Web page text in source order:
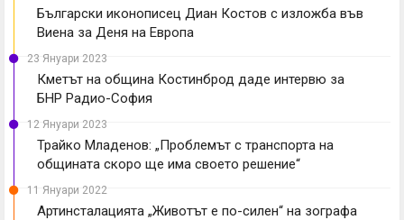
Български иконописец Диан Костов с изложба във
Виена за Деня на Европа
23 Януари 2023
Кметът на община Костинброд даде интервю за
БНР Радио-София
12 Януари 2023
Трайко Младенов: „Проблемът с транспорта на
общината скоро ще има своето решение“
11 Януари 2022
Артинсталацията „Животът е по-силен“ на зографа